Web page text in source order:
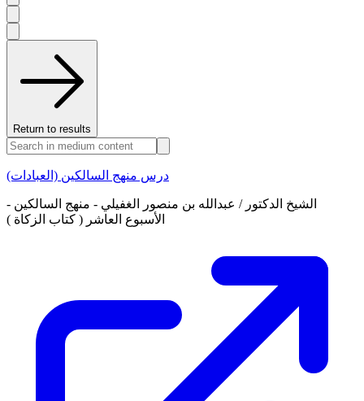
Return to results
درس منهج السالكين (العبادات)
الشيخ الدكتور / عبدالله بن منصور الغفيلي - منهج السالكين -
الأسبوع العاشر ( كتاب الزكاة )